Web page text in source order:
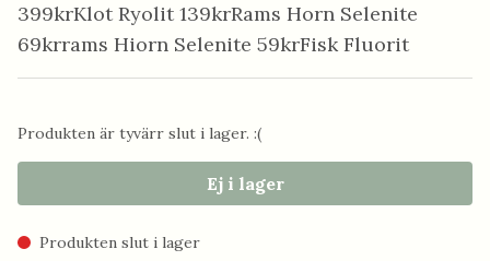
399krKlot Ryolit 139krRams Horn Selenite
69krrams Hiorn Selenite 59krFisk Fluorit
Produkten är tyvärr slut i lager. :(
Ej i lager
Produkten slut i lager